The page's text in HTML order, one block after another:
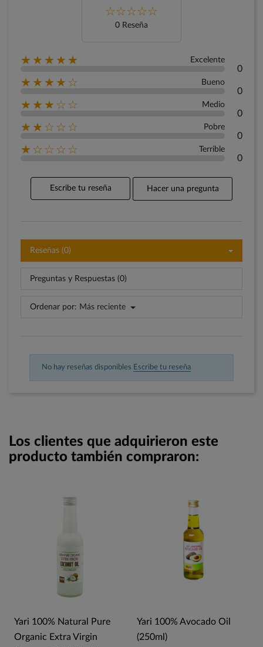
0 Reseña
★★★★★ Excelente
0
★★★★☆ Bueno
0
★★★☆☆ Medio
0
★★☆☆☆ Pobre
0
★☆☆☆☆ Terrible
0
Escribe tu reseña Hacer una pregunta
Reseñas (0)
Preguntas y Respuestas (0)
Ordenar por: Más reciente
No hay reseñas disponibles Escribe tu reseña
Los clientes que adquirieron este
producto también compraron:
Yari 100% Natural Pure
Organic Extra Virgin
Yari 100% Avocado Oil
(250ml)